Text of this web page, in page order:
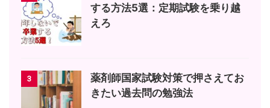
する方法5選：定期試験を乗り越
えろ
3
薬剤師国家試験対策で押さえてお
きたい過去問の勉強法